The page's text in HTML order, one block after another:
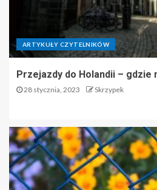
ARTYKUŁY CZYTELNIKÓW
Przejazdy do Holandii – gdzie
28 stycznia, 2023 Skrzypek